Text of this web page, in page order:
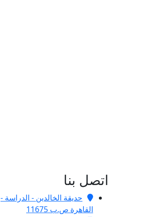
اتصل بنا
حديقة الخالدين - الدراسة -
القاهرة ص.ب 11675